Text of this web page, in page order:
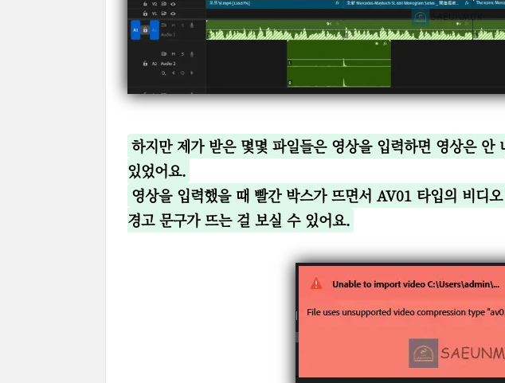
하지만 제가 받은 몇몇 파일들은 영상을 입력하면 영상은 안
있었어요.
영상을 입력했을 때 빨간 박스가 뜨면서 AV01 타입의 비디
경고 문구가 뜨는 걸 보실 수 있어요.